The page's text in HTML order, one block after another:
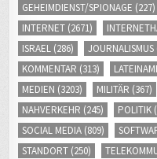
GEHEIMDIENST/SPIONAGE (227)
INTERNET (2671)
ISRAEL (286) JOURNALISMUS
KOMMENTAR (313)
MEDIEN (3203) MILITÄR (367)
NAHVERKEHR (245) POLITIK
SOCIAL MEDIA (809)
STANDORT (250)